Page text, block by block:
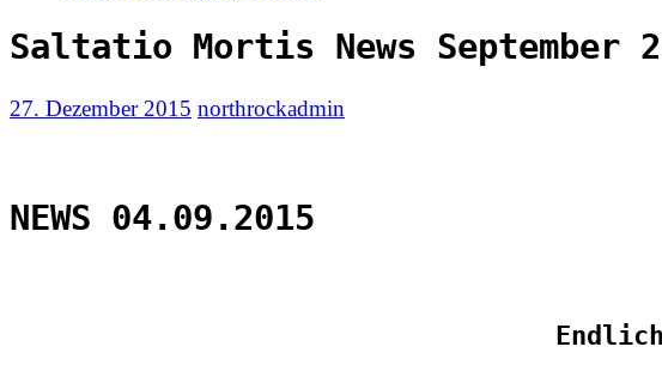
Saltatio Mortis News September
27. Dezember 2015 northrockadmin
NEWS 04.09.2015